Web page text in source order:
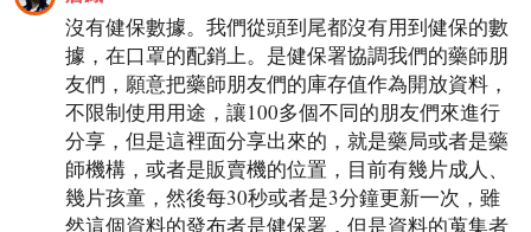
沒有健保數據。我們從頭到尾都沒有用到健保的數
據，在口罩的配銷上。是健保署協調我們的藥師朋
友們，願意把藥師朋友們的庫存值作為開放資料，
不限制使用用途，讓100多個不同的朋友們來進行
分享，但是這裡面分享出來的，就是藥局或者是藥
師機構，或者是販賣機的位置，目前有幾片成人、
幾片孩童，然後每30秒或者是3分鐘更新一次，雖
然這個資料的發布者是健保署，但是資料的蒐集者